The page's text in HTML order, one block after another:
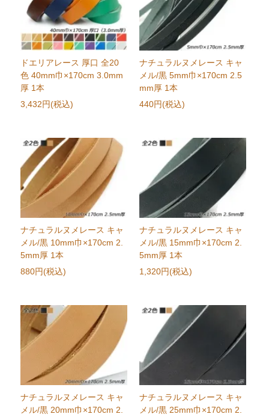
ドエリアレース 厚口 全20
色 40mm巾×170cm 3.0mm
厚 1本
3,432円(税込)
ナチュラルヌメレース キャ
メル/黒 5mm巾×170cm 2.5
mm厚 1本
440円(税込)
ナチュラルヌメレース キャ
メル/黒 10mm巾×170cm 2.
5mm厚 1本
880円(税込)
ナチュラルヌメレース キャ
メル/黒 15mm巾×170cm 2.
5mm厚 1本
1,320円(税込)
ナチュラルヌメレース キャ
メル/黒 20mm巾×170cm 2.
ナチュラルヌメレース キャ
メル/黒 25mm巾×170cm 2.